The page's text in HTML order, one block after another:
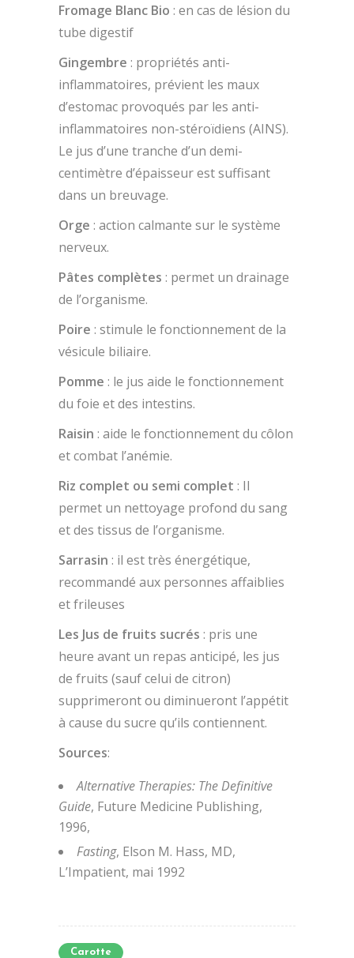
Fromage Blanc Bio : en cas de lésion du
tube digestif
Gingembre : propriétés anti-
inflammatoires, prévient les maux
d’estomac provoqués par les anti-
inflammatoires non-stéroïdiens (AINS).
Le jus d’une tranche d’un demi-
centimètre d’épaisseur est suffisant
dans un breuvage.
Orge : action calmante sur le système
nerveux.
Pâtes complètes : permet un drainage
de l’organisme.
Poire : stimule le fonctionnement de la
vésicule biliaire.
Pomme : le jus aide le fonctionnement
du foie et des intestins.
Raisin : aide le fonctionnement du côlon
et combat l’anémie.
Riz complet ou semi complet : Il
permet un nettoyage profond du sang
et des tissus de l’organisme.
Sarrasin : il est très énergétique,
recommandé aux personnes affaiblies
et frileuses
Les Jus de fruits sucrés : pris une
heure avant un repas anticipé, les jus
de fruits (sauf celui de citron)
supprimeront ou diminueront l’appétit
à cause du sucre qu’ils contiennent.
Sources:
Alternative Therapies: The Definitive
Guide, Future Medicine Publishing,
1996,
Fasting, Elson M. Hass, MD,
L’Impatient, mai 1992
Carotte